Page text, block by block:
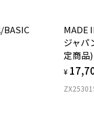
BASIC
MADE
ジャパ
定商品)
¥